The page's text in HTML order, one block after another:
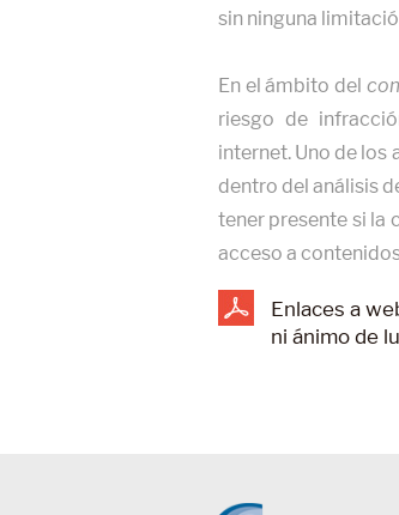
sin ninguna
En el ámbito del
riesgo de
internet. Uno de los
dentro del análisis
tener presente si la
acceso a
Enlaces a
ni ánimo de